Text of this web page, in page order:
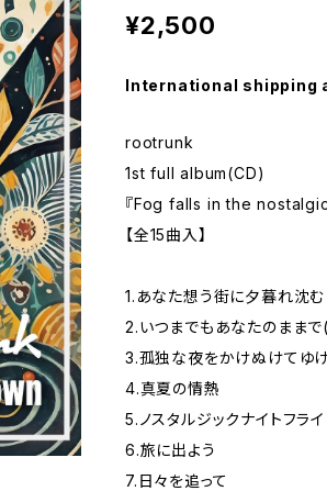
¥2,500
International shipping
rootrunk
1st full album(CD)
『Fog falls in the
【全15曲入】
1.あなた想う街に夕暮れ沈む
2.いつまでもあなたのまま
3.孤独な夜をかけぬけてゆ
4.真夏の情熱
5.ノスタルジックナイトフライ
6.旅に出よう
7.日々を追って